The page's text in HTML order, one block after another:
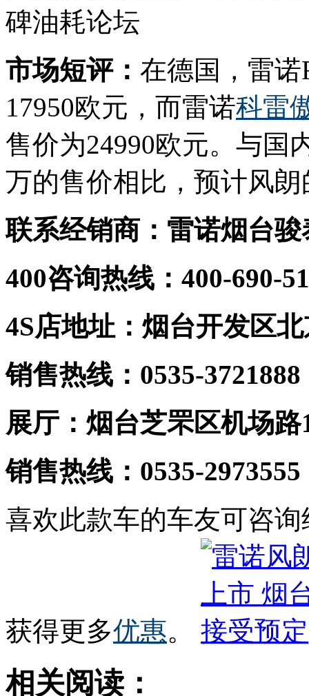
碑油耗论坛
市场短评： 在德国，雷诺
17950欧元，而雷诺科雷
售价为24990欧元。与国
万的售价相比，预计风
联系经销商：雷诺烟台
400咨询热线： 400-690-
4S店地址：烟台开发区
销售热线： 0535-3721888
展厅：烟台芝罘区机场路
销售热线： 0535-2973555
喜欢此款车的车友可咨
获得更多优惠。
相关阅读：